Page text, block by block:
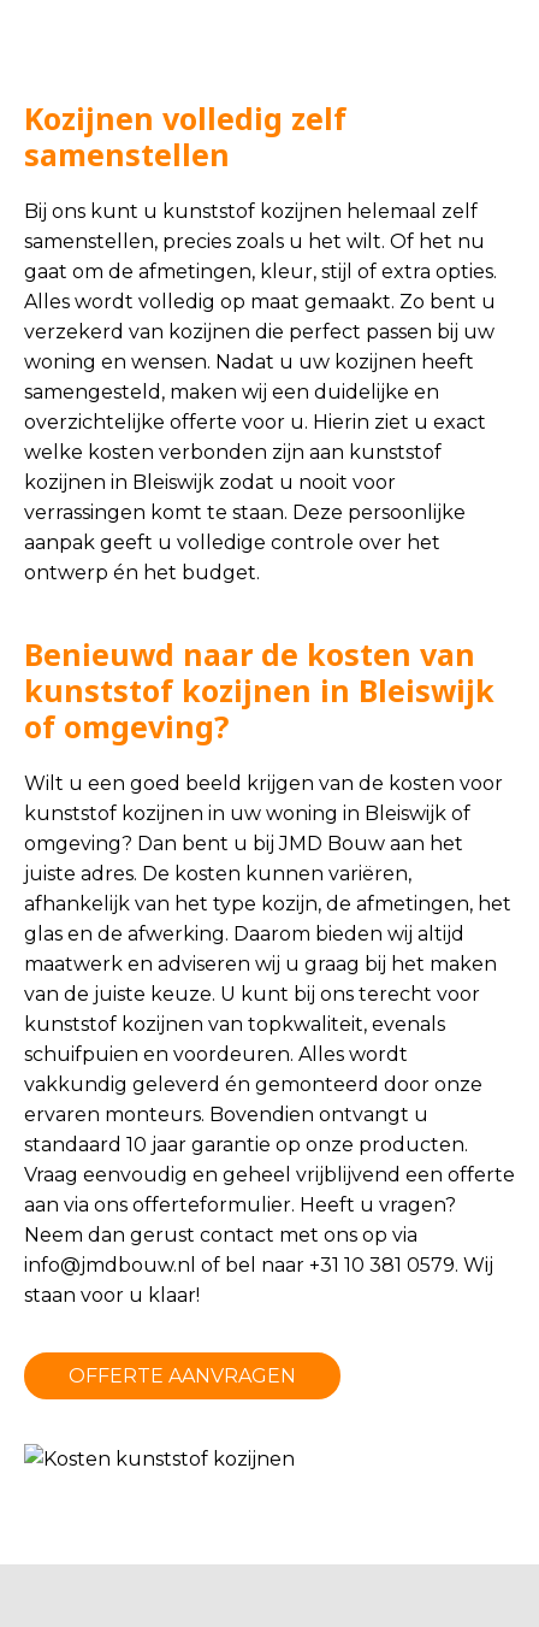
Kozijnen volledig zelf
samenstellen
Bij ons kunt u kunststof kozijnen helemaal zelf
samenstellen, precies zoals u het wilt. Of het nu
gaat om de afmetingen, kleur, stijl of extra opties.
Alles wordt volledig op maat gemaakt. Zo bent u
verzekerd van kozijnen die perfect passen bij uw
woning en wensen. Nadat u uw kozijnen heeft
samengesteld, maken wij een duidelijke en
overzichtelijke offerte voor u. Hierin ziet u exact
welke kosten verbonden zijn aan kunststof
kozijnen in Bleiswijk zodat u nooit voor
verrassingen komt te staan. Deze persoonlijke
aanpak geeft u volledige controle over het
ontwerp én het budget.
Benieuwd naar de kosten van
kunststof kozijnen in Bleiswijk
of omgeving?
Wilt u een goed beeld krijgen van de kosten voor
kunststof kozijnen in uw woning in Bleiswijk of
omgeving? Dan bent u bij JMD Bouw aan het
juiste adres. De kosten kunnen variëren,
afhankelijk van het type kozijn, de afmetingen, het
glas en de afwerking. Daarom bieden wij altijd
maatwerk en adviseren wij u graag bij het maken
van de juiste keuze. U kunt bij ons terecht voor
kunststof kozijnen van topkwaliteit, evenals
schuifpuien en voordeuren. Alles wordt
vakkundig geleverd én gemonteerd door onze
ervaren monteurs. Bovendien ontvangt u
standaard 10 jaar garantie op onze producten.
Vraag eenvoudig en geheel vrijblijvend een offerte
aan via ons offerteformulier. Heeft u vragen?
Neem dan gerust contact met ons op via
info@jmdbouw.nl of bel naar +31 10 381 0579. Wij
staan voor u klaar!
OFFERTE AANVRAGEN